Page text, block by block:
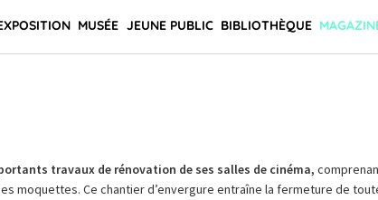
MUSÉE JEUNE PUBLIC BIBLIOTHÈQUE
travaux de rénovation de ses salles de cinéma,
moquettes. Ce chantier d’envergure entraîne la fermeture de